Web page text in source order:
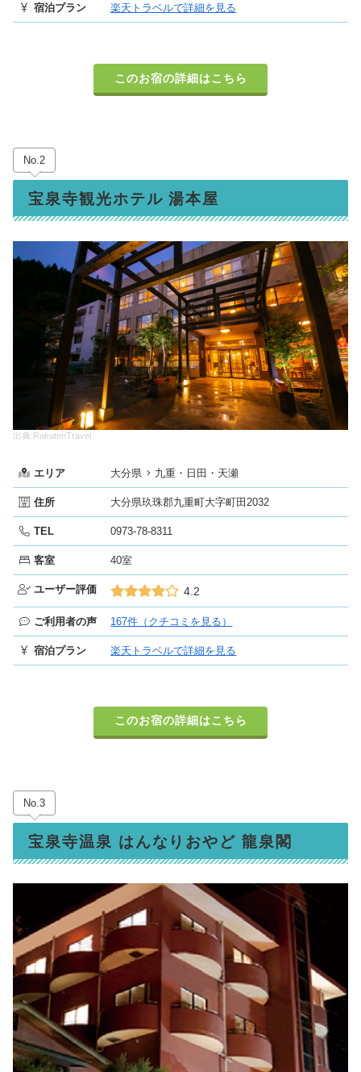
宿泊プラン 楽天トラベルで詳細を見る
このお宿の詳細はこちら
No.2
宝泉寺観光ホテル 湯本屋
出典:RakutenTravel
エリア 大分県 九重・日田・天瀬
住所 大分県玖珠郡九重町大字町田2032
TEL 0973-78-8311
客室 40室
ユーザー評価 4.2
ご利用者の声 167件（クチコミを見る）
宿泊プラン 楽天トラベルで詳細を見る
このお宿の詳細はこちら
No.3
宝泉寺温泉 はんなりおやど 龍泉閣